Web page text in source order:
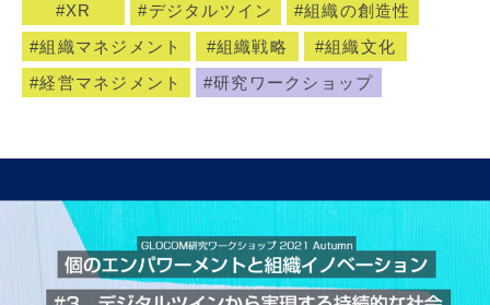
XR デジタルツイン
組織の創造性
組織マネジメント
組織戦略
組織文化
経営マネジメント
研究ワークショップ